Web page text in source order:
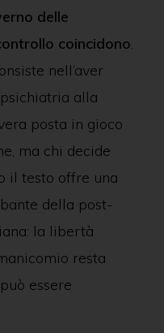
delle
coincidono.
nell’aver
alla
posta in gioco
ma chi decide
il testo offre una
della post-
la libertà
resta
essere